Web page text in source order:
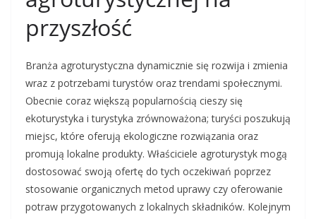
przyszłość
Branża agroturystyczna dynamicznie się rozwija i zmienia
wraz z potrzebami turystów oraz trendami społecznymi.
Obecnie coraz większą popularnością cieszy się
ekoturystyka i turystyka zrównoważona; turyści poszukują
miejsc, które oferują ekologiczne rozwiązania oraz
promują lokalne produkty. Właściciele agroturystyk mogą
dostosować swoją ofertę do tych oczekiwań poprzez
stosowanie organicznych metod uprawy czy oferowanie
potraw przygotowanych z lokalnych składników. Kolejnym